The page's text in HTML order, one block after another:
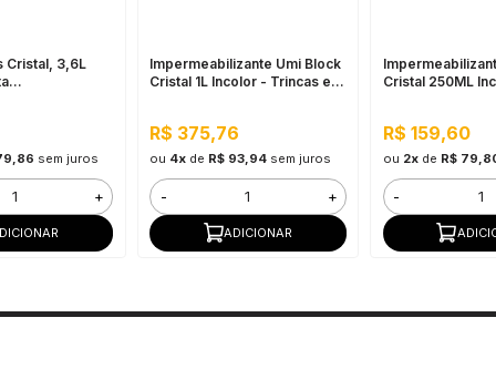
Cristal, 3,6L
sem juros
+
Impermeabilizante Umi Block
Cristal 1L Incolor - Trincas e
R$ 375,76
ou 4x de R$ 93,94 sem juros
- +
ADICIONAR
Cristal 250ML
R$ 159,60
ou 2xde R$
-